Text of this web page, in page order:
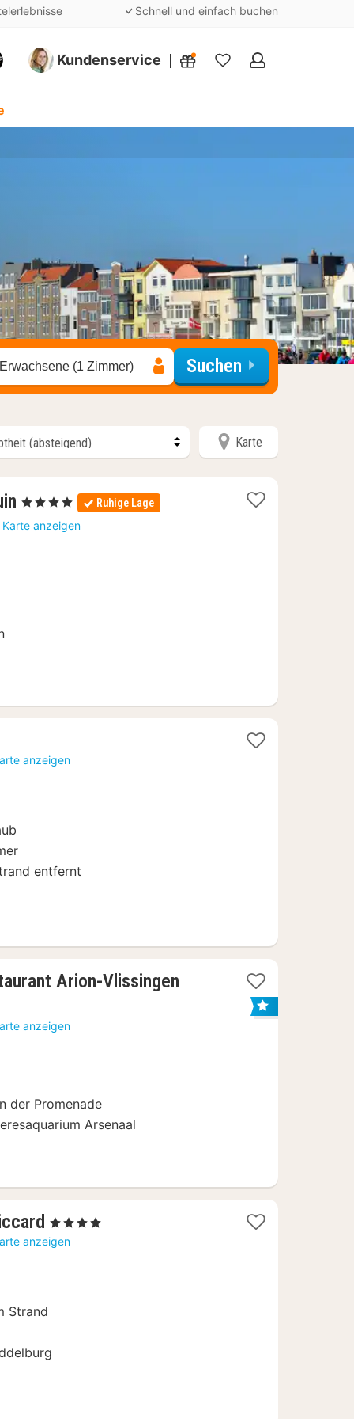
Schnell und einfach buchen
Kundenservice
Meine
(1 Zimmer) Suchen
Karte
1
Nacht
ab
, 4 Sterne Ruhige Lage
anzeigen
anzeigen
entfernt
Arion-Vlissingen
anzeigen
der Promenade
Arsenaal
1
Nacht
, 4 Sterne
anzeigen
Strand